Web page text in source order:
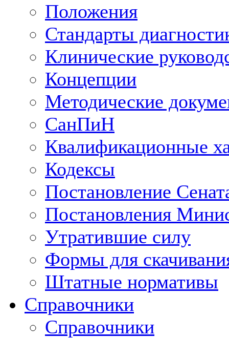
Положения
Стандарты
Клинические
Концепции
Методические
СанПиН
Квалификационные
Кодексы
Постановление
Постановления
Утратившие силу
Формы для
Штатные нормативы
Справочники
Справочники